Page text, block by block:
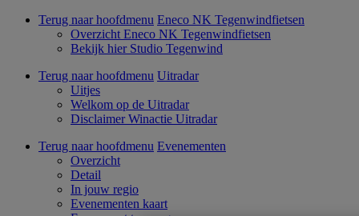
Terug naar hoofdmenu Eneco NK Tegenwindfietsen
Overzicht Eneco NK Tegenwindfietsen
Bekijk hier Studio Tegenwind
Terug naar hoofdmenu Uitradar
Uitjes
Welkom op de Uitradar
Disclaimer Winactie Uitradar
Terug naar hoofdmenu Evenementen
Overzicht
Detail
In jouw regio
Evenementen kaart